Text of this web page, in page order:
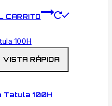
CARRITO
VISTA RÁPIDA
Tatula 100H